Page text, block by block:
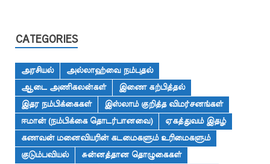
CATEGORIES
அரசியல்
அல்லாஹ்வை நம்புதல்
ஆடை அணிகலன்கள்
இணை கற்பித்தல்
இதர நம்பிக்கைகள்
இஸ்லாம் குறித்த விமர்சனங்கள்
ஈமான் (நம்பிக்கை தொடர்பானவை)
ஏகத்துவம் இதழ்
கணவன் மனைவியரின் கடமைகளும் உரிமைகளும்
குடும்பவியல்
சுன்னத்தான தொழுகைகள்